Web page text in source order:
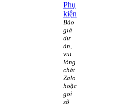
Phụ
kiện
Báo
giá
dự
án,
vui
lòng
chát
Zalo
hoặc
gọi
số